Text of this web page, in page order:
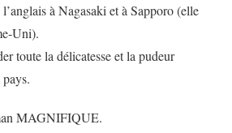
à Nagasaki et à Sapporo (elle
Uni).
toute la délicatesse et la pudeur
MAGNIFIQUE.